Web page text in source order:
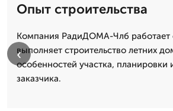
Опыт строительства
Компания РадиДОМА-Члб работает
выполняет строительство летних
особенностей участка, планировки
заказчика.
‹